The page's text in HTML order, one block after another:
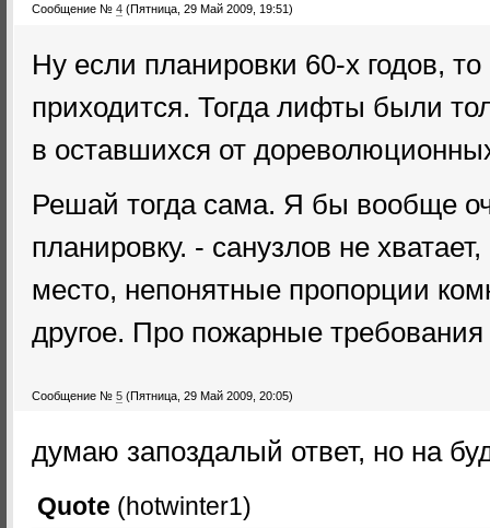
Сообщение № 4 (Пятница, 29 Май 2009, 19:51)
Ну если планировки 60-х годов,
приходится. Тогда лифты были
в оставшихся от
Решай тогда сама. Я бы вообще
планировку. - санузлов не
место, непонятные пропорции
другое. Про пожарные
Сообщение № 5 (Пятница, 29 Май 2009, 20:05)
думаю запоздалый ответ, но на
Quote (hotwinter1)